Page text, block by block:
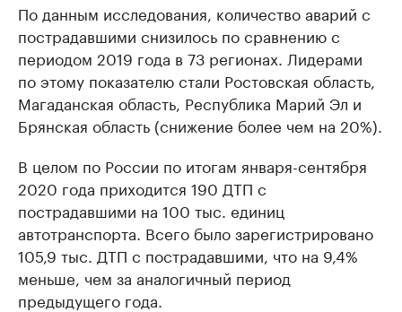
По данным исследования, количество аварий с
пострадавшими снизилось по сравнению с
периодом 2019 года в 73 регионах. Лидерами
по этому показателю стали Ростовская область,
Магаданская область, Республика Марий Эл и
Брянская область (снижение более чем на 20%).
В целом по России по итогам января-сентября
2020 года приходится 190 ДТП с
пострадавшими на 100 тыс. единиц
автотранспорта. Всего было зарегистрировано
105,9 тыс. ДТП с пострадавшими, что на 9,4%
меньше, чем за аналогичный период
предыдущего года.